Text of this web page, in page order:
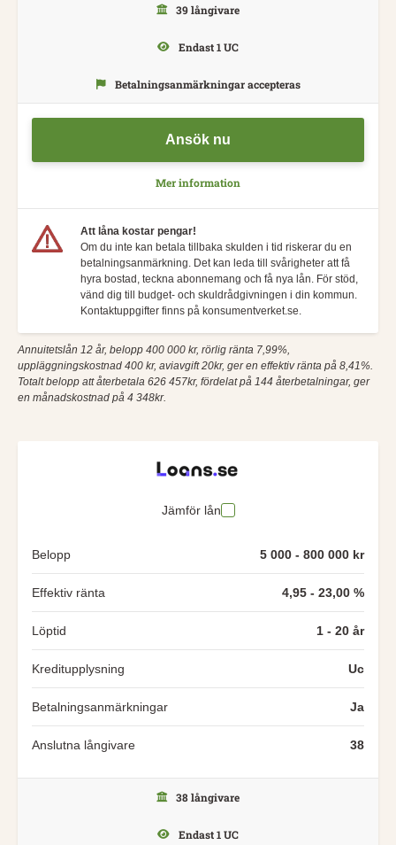
Ansök nu
Mer information
39 långivare
Endast 1 UC
Betalningsanmärkningar accepteras
Att låna kostar pengar!
Om du inte kan betala tillbaka skulden i tid riskerar du en
betalningsanmärkning. Det kan leda till svårigheter att få
hyra bostad, teckna abonnemang och få nya lån. För stöd,
vänd dig till budget- och skuldrådgivningen i din kommun.
Kontaktuppgifter finns på konsumentverket.se.
Annuitetslån 12 år, belopp 400 000 kr, rörlig ränta 7,99%,
uppläggningskostnad 400 kr, aviavgift 20kr, ger en effektiv ränta på 8,41%.
Totalt belopp att återbetala 626 457kr, fördelat på 144 återbetalningar, ger
en månadskostnad på 4 348kr.
Jämför lån
Belopp 5 000 - 800 000 kr
Effektiv ränta 4,95 - 23,00 %
Löptid 1 - 20 år
Kreditupplysning Uc
Betalningsanmärkningar Ja
Anslutna långivare 38
38 långivare
Endast 1 UC